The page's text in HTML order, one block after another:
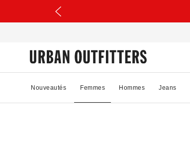
Nouveautés Femmes Hommes Jeans